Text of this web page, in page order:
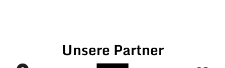
Unsere Partner